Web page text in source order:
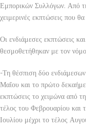
Εμπορικών Συλλόγων. Από
χειμερινές εκπτώσεις που
Οι ενδιάμεσες εκπτώσεις
θεσμοθετήθηκαν με τον
-Τη θέσπιση δύο
Μαΐου και το πρώτο
εκπτώσεις το χειμώνα από
τέλος του Φεβρουαρίου και
Ιουλίου μέχρι το τέλος